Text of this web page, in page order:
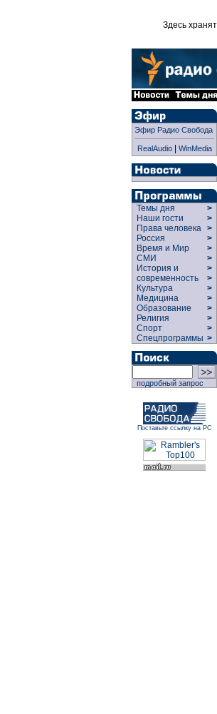
Здесь
Эфир Радио Свобода
RealAudio| WinMedia
Темы дня
>
Наши гости
>
Права человека >
Россия
>
Время и Мир
>
СМИ
>
История и
современность
>
>
Культура
>
Медицина
>
Образование
>
Религия
>
Спорт
>
Спецпрограммы >
подробный запрос
Поставьте ссылку на РС